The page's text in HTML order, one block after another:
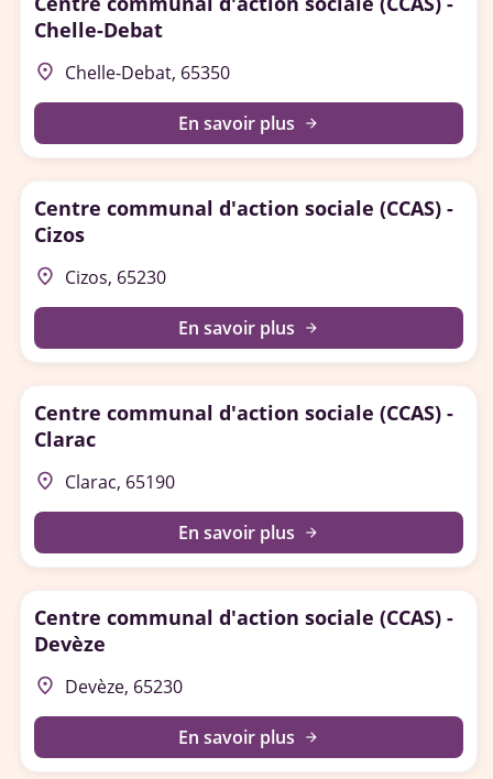
Chelle-Debat
place Chelle-Debat, 65350
En savoir plus arrow_forward
Centre communal d'action sociale (CCAS) -
Cizos
place Cizos, 65230
En savoir plus arrow_forward
Centre communal d'action sociale (CCAS) -
Clarac
place Clarac, 65190
En savoir plus arrow_forward
Centre communal d'action sociale (CCAS) -
Devèze
place Devèze, 65230
En savoir plus arrow_forward